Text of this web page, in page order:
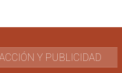
Y PUBLICIDAD